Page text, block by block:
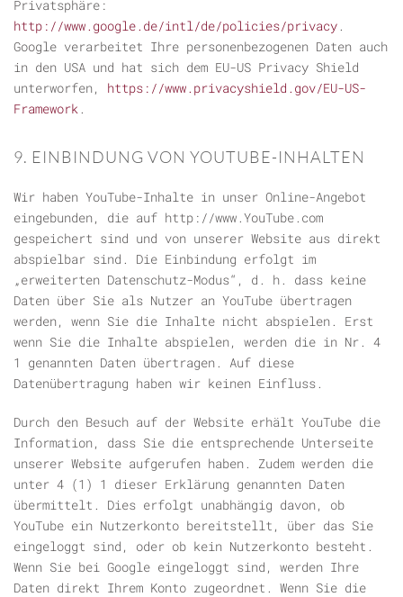
Privatsphäre:
http://www.google.de/intl/de/policies/privacy .
Google verarbeitet Ihre personenbezogenen Daten auch
in den USA und hat sich dem EU-US Privacy Shield
unterworfen, https://www.privacyshield.gov/EU-US-
Framework .
9. EINBINDUNG VON YOUTUBE-INHALTEN
Wir haben YouTube-Inhalte in unser Online-Angebot
eingebunden, die auf http://www.YouTube.com
gespeichert sind und von unserer Website aus direkt
abspielbar sind. Die Einbindung erfolgt im
„erweiterten Datenschutz-Modus“, d. h. dass keine
Daten über Sie als Nutzer an YouTube übertragen
werden, wenn Sie die Inhalte nicht abspielen. Erst
wenn Sie die Inhalte abspielen, werden die in Nr. 4
1 genannten Daten übertragen. Auf diese
Datenübertragung haben wir keinen Einfluss.
Durch den Besuch auf der Website erhält YouTube die
Information, dass Sie die entsprechende Unterseite
unserer Website aufgerufen haben. Zudem werden die
unter 4 (1) 1 dieser Erklärung genannten Daten
übermittelt. Dies erfolgt unabhängig davon, ob
YouTube ein Nutzerkonto bereitstellt, über das Sie
eingeloggt sind, oder ob kein Nutzerkonto besteht.
Wenn Sie bei Google eingeloggt sind, werden Ihre
Daten direkt Ihrem Konto zugeordnet. Wenn Sie die